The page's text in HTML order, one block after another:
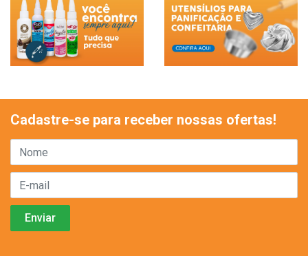
Cadastre-se para receber nossas ofertas!